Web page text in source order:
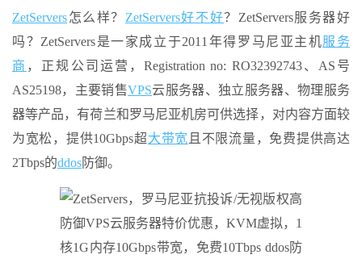
ZetServers怎么样？ ZetServers好不好？ZetServers服务器好
吗？ZetServers是一家成立于2011年得罗马尼亚主机服务
商 ，正规公司运营，Registration no: RO32392743、AS号
AS25198，主要销售VPS云服务器、独立服务器、物理服务
器等产品，有荷兰和罗马尼亚机房可供选择，对内容方面较
为宽松，提供10Gbps超大带宽 且不限流量，免费提供高达
2Tbps的ddos防御。